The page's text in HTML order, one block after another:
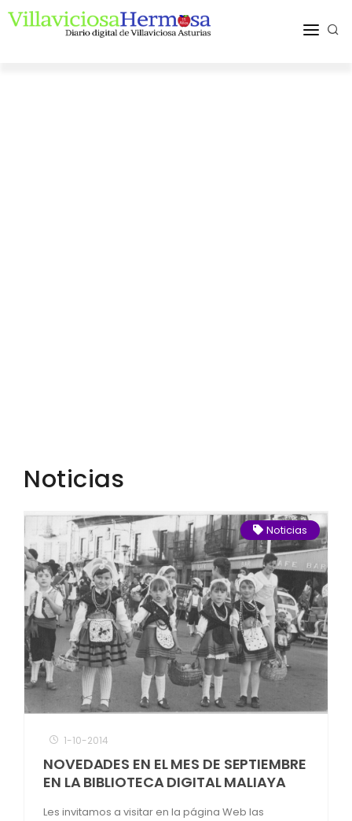
Noticias
Noticias
1-10-2014
NOVEDADES EN EL MES DE SEPTIEMBRE
EN LA BIBLIOTECA DIGITAL MALIAYA
Les invitamos a visitar en la página Web las